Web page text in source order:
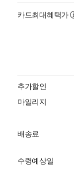
카드최대혜택가
추가할인
마일리지
배송료
수령예상일